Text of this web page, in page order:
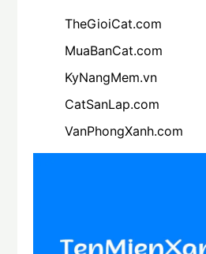
TheGioiCat.com
MuaBanCat.com
KyNangMem.vn
CatSanLap.com
VanPhongXanh.com